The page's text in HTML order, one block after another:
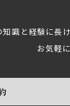
知識と経験に長
お気軽